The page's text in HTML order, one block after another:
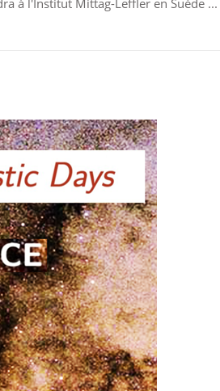
à l'Institut Mittag-Leffler en Suède